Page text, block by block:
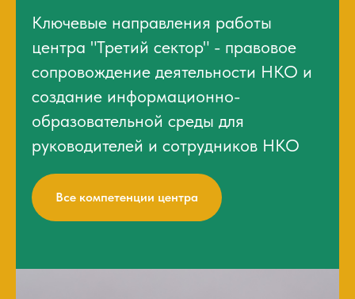
Ключевые направления работы
центра "Третий сектор" - правовое
сопровождение деятельности НКО и
создание информационно-
образовательной среды для
руководителей и сотрудников НКО
Все компетенции центра